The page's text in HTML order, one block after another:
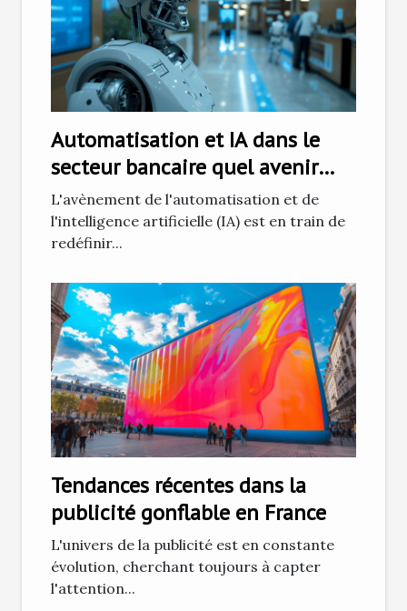
Automatisation et IA dans le
secteur bancaire quel avenir
pour les emplois
L'avènement de l'automatisation et de
l'intelligence artificielle (IA) est en train de
redéfinir...
Tendances récentes dans la
publicité gonflable en France
L'univers de la publicité est en constante
évolution, cherchant toujours à capter
l'attention...